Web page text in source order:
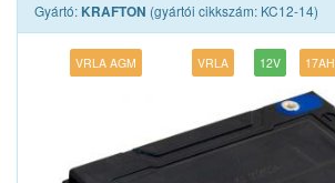
Gyártó: KRAFTON (gyártói cikkszám: KC12-14)
VRLA AGM VRLA 12V 17AH